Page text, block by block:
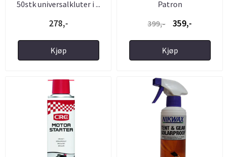
50stk universalkluter i ...
278,-
Kjøp
Patron
399,-
359,-
Kjøp